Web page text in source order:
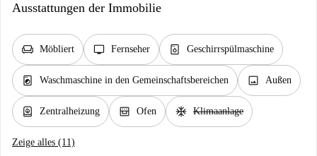
Ausstattungen der Immobilie
chair Möbliert tv Fernseher dishwasher_gen Geschirrspülmaschine
local_laundry_service Waschmaschine in den Gemeinschaftsbereichen image Außen
water_heater Zentralheizung oven_gen Ofen ac_unit Klimaanlage
Zeige alles (11)